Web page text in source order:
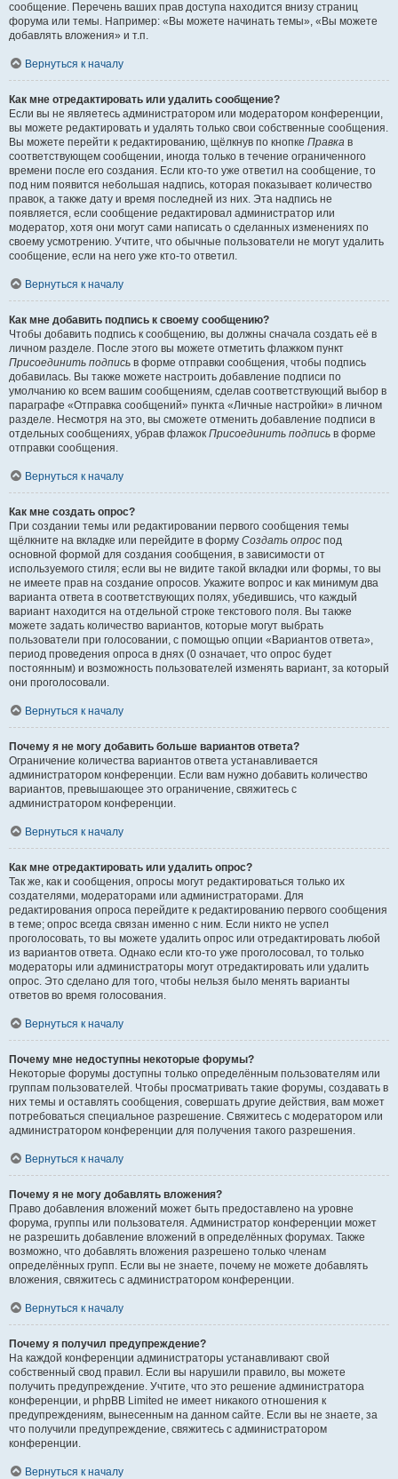
сообщение. Перечень ваших прав доступа находится внизу страниц
форума или темы. Например: «Вы можете начинать темы», «Вы можете
добавлять вложения» и т.п.
Вернуться к началу
Как мне отредактировать или удалить сообщение?
Если вы не являетесь администратором или модератором конференции,
вы можете редактировать и удалять только свои собственные сообщения.
Вы можете перейти к редактированию, щёлкнув по кнопке Правка в
соответствующем сообщении, иногда только в течение ограниченного
времени после его создания. Если кто-то уже ответил на сообщение, то
под ним появится небольшая надпись, которая показывает количество
правок, а также дату и время последней из них. Эта надпись не
появляется, если сообщение редактировал администратор или
модератор, хотя они могут сами написать о сделанных изменениях по
своему усмотрению. Учтите, что обычные пользователи не могут удалить
сообщение, если на него уже кто-то ответил.
Вернуться к началу
Как мне добавить подпись к своему сообщению?
Чтобы добавить подпись к сообщению, вы должны сначала создать её в
личном разделе. После этого вы можете отметить флажком пункт
Присоединить подпись в форме отправки сообщения, чтобы подпись
добавилась. Вы также можете настроить добавление подписи по
умолчанию ко всем вашим сообщениям, сделав соответствующий выбор в
параграфе «Отправка сообщений» пункта «Личные настройки» в личном
разделе. Несмотря на это, вы сможете отменить добавление подписи в
отдельных сообщениях, убрав флажок Присоединить подпись в форме
отправки сообщения.
Вернуться к началу
Как мне создать опрос?
При создании темы или редактировании первого сообщения темы
щёлкните на вкладке или перейдите в форму Создать опрос под
основной формой для создания сообщения, в зависимости от
используемого стиля; если вы не видите такой вкладки или формы, то вы
не имеете прав на создание опросов. Укажите вопрос и как минимум два
варианта ответа в соответствующих полях, убедившись, что каждый
вариант находится на отдельной строке текстового поля. Вы также
можете задать количество вариантов, которые могут выбрать
пользователи при голосовании, с помощью опции «Вариантов ответа»,
период проведения опроса в днях (0 означает, что опрос будет
постоянным) и возможность пользователей изменять вариант, за который
они проголосовали.
Вернуться к началу
Почему я не могу добавить больше вариантов ответа?
Ограничение количества вариантов ответа устанавливается
администратором конференции. Если вам нужно добавить количество
вариантов, превышающее это ограничение, свяжитесь с
администратором конференции.
Вернуться к началу
Как мне отредактировать или удалить опрос?
Так же, как и сообщения, опросы могут редактироваться только их
создателями, модераторами или администраторами. Для
редактирования опроса перейдите к редактированию первого сообщения
в теме; опрос всегда связан именно с ним. Если никто не успел
проголосовать, то вы можете удалить опрос или отредактировать любой
из вариантов ответа. Однако если кто-то уже проголосовал, то только
модераторы или администраторы могут отредактировать или удалить
опрос. Это сделано для того, чтобы нельзя было менять варианты
ответов во время голосования.
Вернуться к началу
Почему мне недоступны некоторые форумы?
Некоторые форумы доступны только определённым пользователям или
группам пользователей. Чтобы просматривать такие форумы, создавать в
них темы и оставлять сообщения, совершать другие действия, вам может
потребоваться специальное разрешение. Свяжитесь с модератором или
администратором конференции для получения такого разрешения.
Вернуться к началу
Почему я не могу добавлять вложения?
Право добавления вложений может быть предоставлено на уровне
форума, группы или пользователя. Администратор конференции может
не разрешить добавление вложений в определённых форумах. Также
возможно, что добавлять вложения разрешено только членам
определённых групп. Если вы не знаете, почему не можете добавлять
вложения, свяжитесь с администратором конференции.
Вернуться к началу
Почему я получил предупреждение?
На каждой конференции администраторы устанавливают свой
собственный свод правил. Если вы нарушили правило, вы можете
получить предупреждение. Учтите, что это решение администратора
конференции, и phpBB Limited не имеет никакого отношения к
предупреждениям, вынесенным на данном сайте. Если вы не знаете, за
что получили предупреждение, свяжитесь с администратором
конференции.
Вернуться к началу